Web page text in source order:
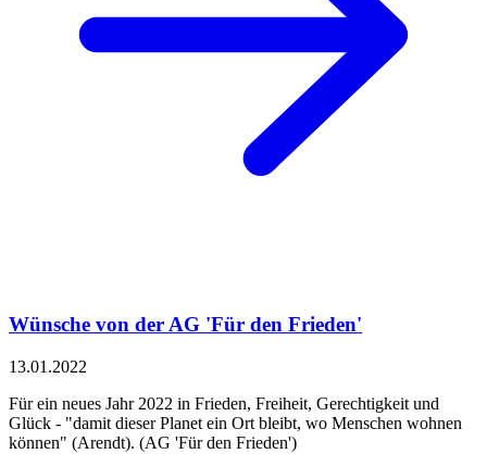
Wünsche von der AG 'Für den Frieden'
13.01.2022
Für ein neues Jahr 2022 in Frieden, Freiheit, Gerechtigkeit und
Glück - "damit dieser Planet ein Ort bleibt, wo Menschen wohnen
können" (Arendt). (AG 'Für den Frieden')